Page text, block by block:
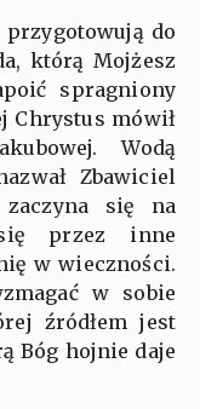
do
którą Mojżesz
spragniony
Chrystus mówił
Wodą
Zbawiciel
się na
przez inne
w wieczności.
w sobie
źródłem jest
Bóg hojnie daje